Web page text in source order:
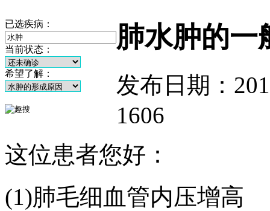
已选疾病：
当前状态：
希望了解：
肺水肿的一
发布日期：
1606
这位患者您好：
(1)肺毛细血管内压增高